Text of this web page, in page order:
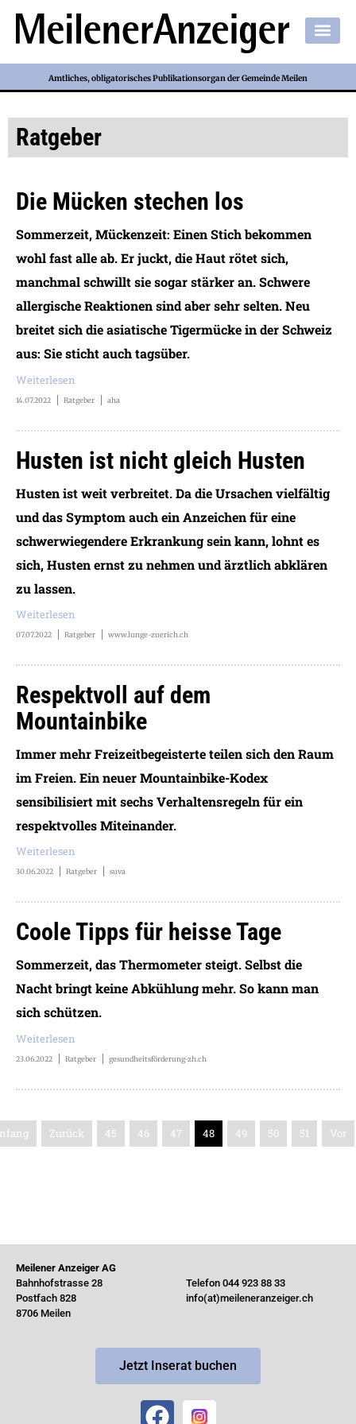
Amtliches, obligatorisches Publikationsorgan der Gemeinde Meilen
Ratgeber
Die Mücken stechen los
Sommerzeit, Mückenzeit: Einen Stich bekommen
wohl fast alle ab. Er juckt, die Haut rötet sich,
manchmal schwillt sie sogar stärker an. Schwere
allergische Reaktionen sind aber sehr selten. Neu
breitet sich die asiatische Tigermücke in der Schweiz
aus: Sie sticht auch tagsüber.
Weiterlesen
14.07.2022 Ratgeber aha
Husten ist nicht gleich Husten
Husten ist weit verbreitet. Da die Ursachen vielfältig
und das Symptom auch ein Anzeichen für eine
schwerwiegendere Erkrankung sein kann, lohnt es
sich, Husten ernst zu nehmen und ärztlich abklären
zu lassen.
Weiterlesen
07.07.2022 Ratgeber www.lunge-zuerich.ch
Respektvoll auf dem
Mountainbike
Immer mehr Freizeitbegeisterte teilen sich den Raum
im Freien. Ein neuer Mountainbike-Kodex
sensibilisiert mit sechs Verhaltensregeln für ein
respektvolles Miteinander.
Weiterlesen
30.06.2022 Ratgeber suva
Coole Tipps für heisse Tage
Sommerzeit, das Thermometer steigt. Selbst die
Nacht bringt keine Abkühlung mehr. So kann man
sich schützen.
Weiterlesen
23.06.2022 Ratgeber gesundheitsförderung-zh.ch
Zurück 45 46 47 48 49 50 51 Vor
Meilener Anzeiger AG
Bahnhofstrasse 28
Postfach 828
8706 Meilen
Telefon 044 923 88 33
info(at)meileneranzeiger.ch
Jetzt Inserat buchen